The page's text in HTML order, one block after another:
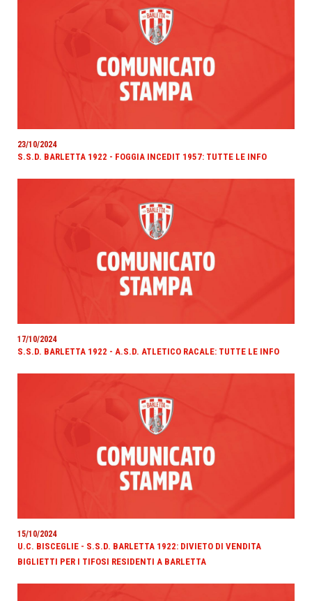
23/10/2024
S.S.D. BARLETTA 1922 - FOGGIA INCEDIT 1957: TUTTE LE INFO
17/10/2024
S.S.D. BARLETTA 1922 - A.S.D. ATLETICO RACALE: TUTTE LE INFO
15/10/2024
U.C. BISCEGLIE - S.S.D. BARLETTA 1922: DIVIETO DI VENDITA
BIGLIETTI PER I TIFOSI RESIDENTI A BARLETTA